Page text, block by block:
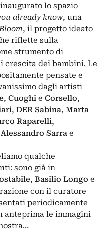
lo spazio
already know, una
, il progetto ideato
riflette sulla
strumento di
crescita dei bambini. Le
pensate e
dagli artisti
, Cuoghi e Corsello,
, DER Sabina, Marta
Raparelli,
Alessandro Sarra e
qualche
sono già in
, Basilio Longo e
con il curatore
periodicamente
anteprima le immagini